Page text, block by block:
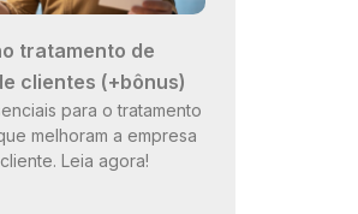
tratamento de
clientes (+bônus)
para o tratamento
melhoram a empresa
Leia agora!